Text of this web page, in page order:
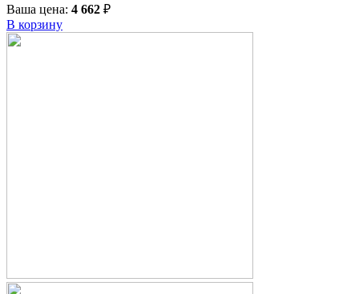
Ваша цена: 4 662 ₽
В корзину